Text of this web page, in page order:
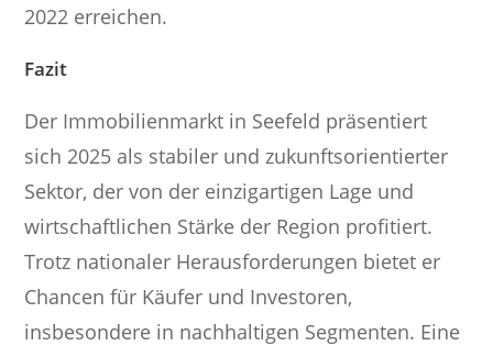
2022 erreichen.
Fazit
Der Immobilienmarkt in Seefeld präsentiert
sich 2025 als stabiler und zukunftsorientierter
Sektor, der von der einzigartigen Lage und
wirtschaftlichen Stärke der Region profitiert.
Trotz nationaler Herausforderungen bietet er
Chancen für Käufer und Investoren,
insbesondere in nachhaltigen Segmenten. Eine